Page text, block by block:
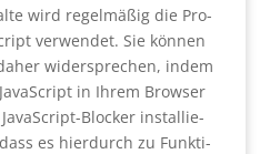
wird regel­mä­ßig die Pro­
ver­wen­det. Sie kön­nen
wider­spre­chen, indem
in Ihrem Brow­ser
Blo­cker instal­lie­
es hier­durch zu Funk­ti­